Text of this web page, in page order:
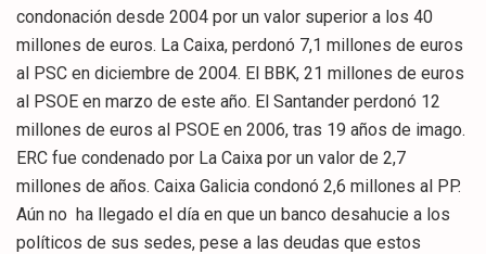
condonación desde 2004 por un valor superior a los 40
millones de euros. La Caixa, perdonó 7,1 millones de euros
al PSC en diciembre de 2004. El BBK, 21 millones de euros
al PSOE en marzo de este año. El Santander perdonó 12
millones de euros al PSOE en 2006, tras 19 años de imago.
ERC fue condenado por La Caixa por un valor de 2,7
millones de años. Caixa Galicia condonó 2,6 millones al PP.
Aún no ha llegado el día en que un banco desahucie a los
políticos de sus sedes, pese a las deudas que estos